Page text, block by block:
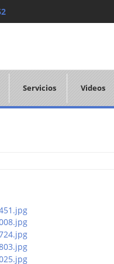
Servicios Videos